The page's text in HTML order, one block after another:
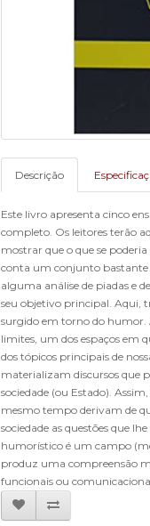
Descrição
Este livro apresenta cinco
completo. Os leitores terão
mostrar que o que se
conta um conjunto bastante
alguma análise de piadas e
seu objetivo principal. Aqui,
surgido em torno do humor.
limites, um dos espaços em
dos tópicos principais de
materializam discursos que
sociedade (ou Estado).
mesmo tempo derivam de
sociedade as questões que
humorístico é um campo
produz uma compreensão
funcionais ou